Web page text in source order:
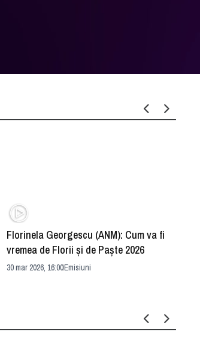
Florinela Georgescu (ANM): Cum va fi
vremea de Florii și de Paște 2026
30 mar 2026, 16:00Emisiuni